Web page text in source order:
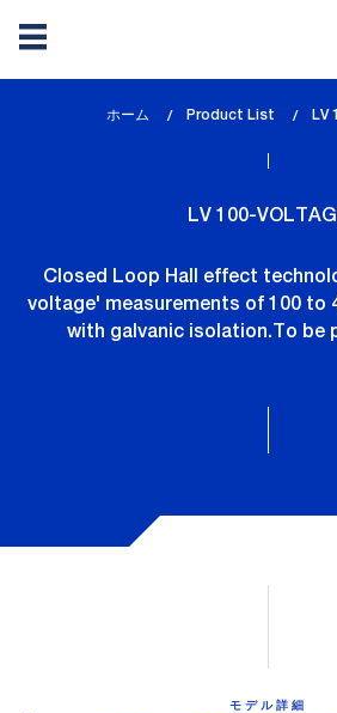
ホーム Product List LV
LV 100-
Closed Loop Hall effect
voltage' measurements of 100 to
with galvanic isolation.To be
モデル詳細